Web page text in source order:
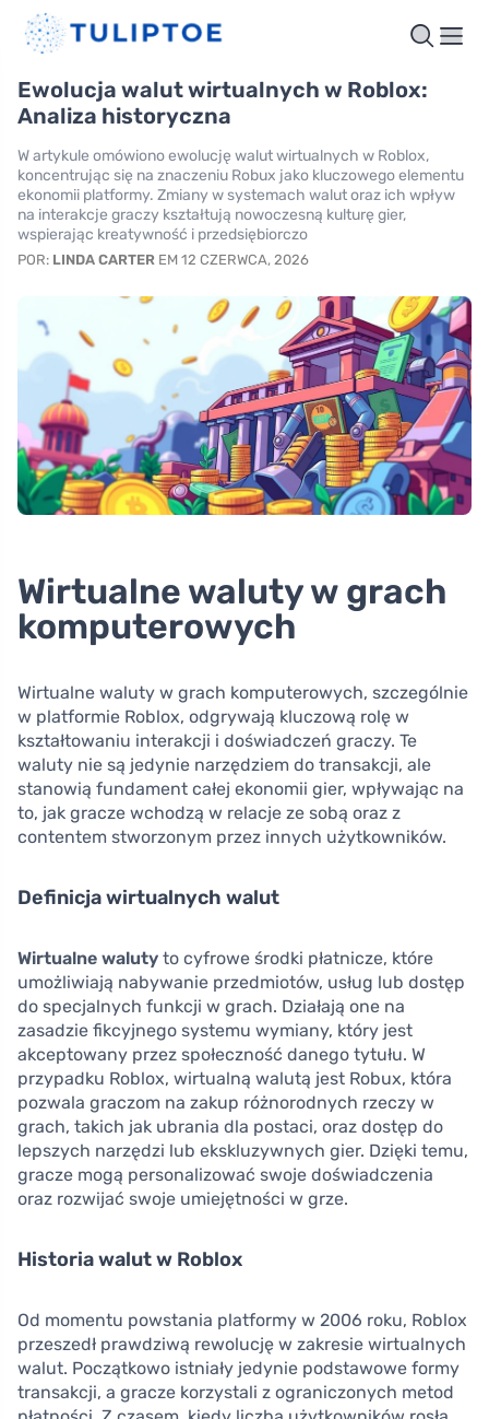
Ewolucja walut wirtualnych w Roblox:
Analiza historyczna
W artykule omówiono ewolucję walut wirtualnych w Roblox,
koncentrując się na znaczeniu Robux jako kluczowego elementu
ekonomii platformy. Zmiany w systemach walut oraz ich wpływ
na interakcje graczy kształtują nowoczesną kulturę gier,
wspierając kreatywność i przedsiębiorczo
POR: LINDA CARTER EM 12 CZERWCA, 2026
Wirtualne waluty w grach
komputerowych
Wirtualne waluty w grach komputerowych, szczególnie
w platformie Roblox, odgrywają kluczową rolę w
kształtowaniu interakcji i doświadczeń graczy. Te
waluty nie są jedynie narzędziem do transakcji, ale
stanowią fundament całej ekonomii gier, wpływając na
to, jak gracze wchodzą w relacje ze sobą oraz z
contentem stworzonym przez innych użytkowników.
Definicja wirtualnych walut
Wirtualne waluty to cyfrowe środki płatnicze, które
umożliwiają nabywanie przedmiotów, usług lub dostęp
do specjalnych funkcji w grach. Działają one na
zasadzie fikcyjnego systemu wymiany, który jest
akceptowany przez społeczność danego tytułu. W
przypadku Roblox, wirtualną walutą jest Robux, która
pozwala graczom na zakup różnorodnych rzeczy w
grach, takich jak ubrania dla postaci, oraz dostęp do
lepszych narzędzi lub ekskluzywnych gier. Dzięki temu,
gracze mogą personalizować swoje doświadczenia
oraz rozwijać swoje umiejętności w grze.
Historia walut w Roblox
Od momentu powstania platformy w 2006 roku, Roblox
przeszedł prawdziwą rewolucję w zakresie wirtualnych
walut. Początkowo istniały jedynie podstawowe formy
transakcji, a gracze korzystali z ograniczonych metod